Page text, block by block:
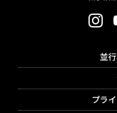
並
プラ